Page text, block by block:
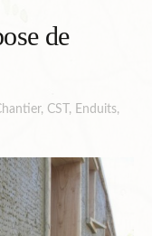
de
, CST , Enduits,